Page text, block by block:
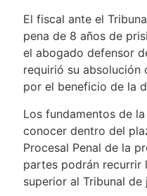
El fiscal ante el
pena de 8 años de
el abogado defensor
requirió su absolución
por el beneficio de la
Los fundamentos de
conocer dentro del
Procesal Penal de la
partes podrán recurrir
superior al Tribunal de